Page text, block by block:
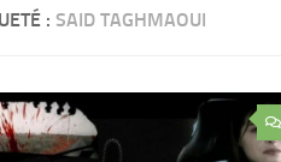
: SAID TAGHMAOUI